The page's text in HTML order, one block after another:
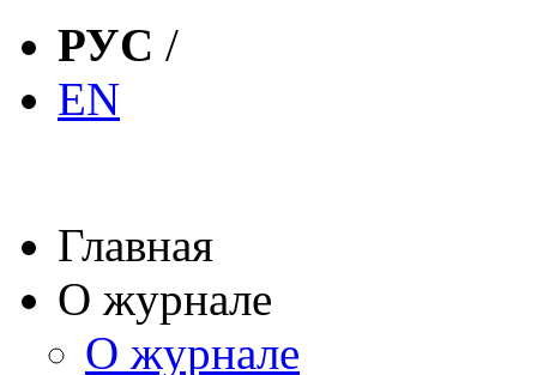
РУС /
EN
Главная
О журнале
О журнале